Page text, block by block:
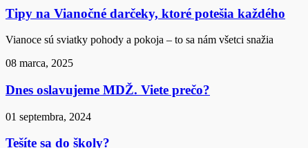
Tipy na Vianočné darčeky, ktoré potešia každého
Vianoce sú sviatky pohody a pokoja – to sa nám všetci snažia
08 marca, 2025
Dnes oslavujeme MDŽ. Viete prečo?
01 septembra, 2024
Tešíte sa do školy?